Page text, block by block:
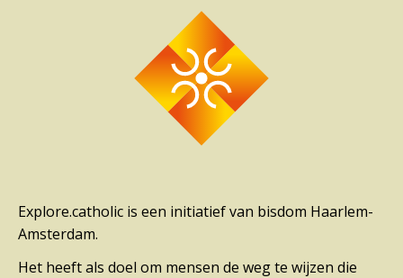
Explore.catholic is een initiatief van bisdom Haarlem-
Amsterdam.
Het heeft als doel om mensen de weg te wijzen die